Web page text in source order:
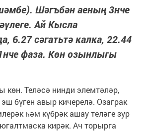
Шәгъбән аеның 3нче
Ай Кысла
6.27 сәгатьтә калка, 22.44
фаза. Көн озынлыгы
көн. Теләсә нинди элемтәләр,
бүген авыр кичерелә. Озаграк
һәм күбрәк ашау теләге зур
кирәк. Ач торырга